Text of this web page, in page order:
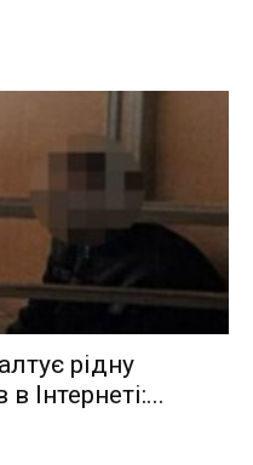
рідну
Інтернеті:...